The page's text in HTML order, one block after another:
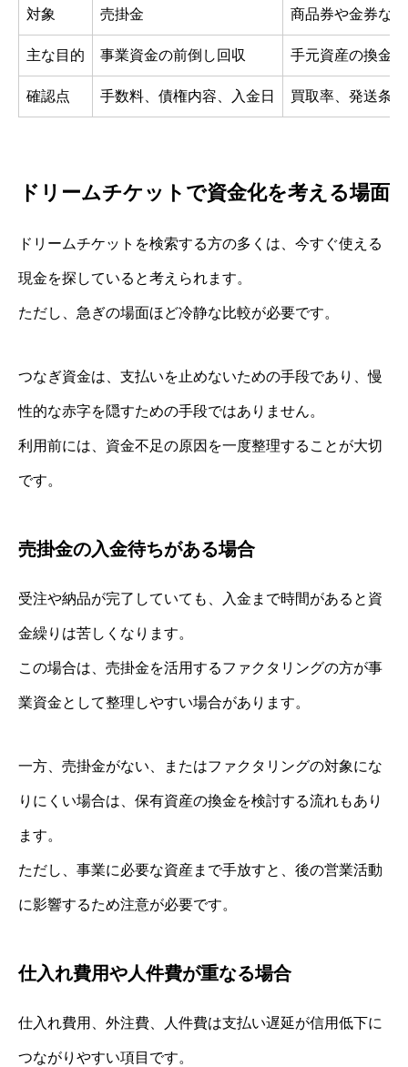
対象 売掛金 商品券や金券など
主な目的 事業資金の前倒し回収 手元資産の換金
確認点 手数料、債権内容、入金日 買取率、発送条
ドリームチケットで資金化を考える場面
ドリームチケットを検索する方の多くは、今すぐ使える
現金を探していると考えられます。
ただし、急ぎの場面ほど冷静な比較が必要です。
つなぎ資金は、支払いを止めないための手段であり、慢
性的な赤字を隠すための手段ではありません。
利用前には、資金不足の原因を一度整理することが大切
です。
売掛金の入金待ちがある場合
受注や納品が完了していても、入金まで時間があると資
金繰りは苦しくなります。
この場合は、売掛金を活用するファクタリングの方が事
業資金として整理しやすい場合があります。
一方、売掛金がない、またはファクタリングの対象にな
りにくい場合は、保有資産の換金を検討する流れもあり
ます。
ただし、事業に必要な資産まで手放すと、後の営業活動
に影響するため注意が必要です。
仕入れ費用や人件費が重なる場合
仕入れ費用、外注費、人件費は支払い遅延が信用低下に
つながりやすい項目です。